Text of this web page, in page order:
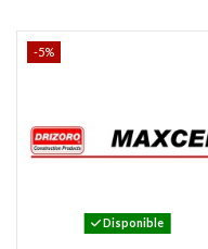
-5%
Disponible